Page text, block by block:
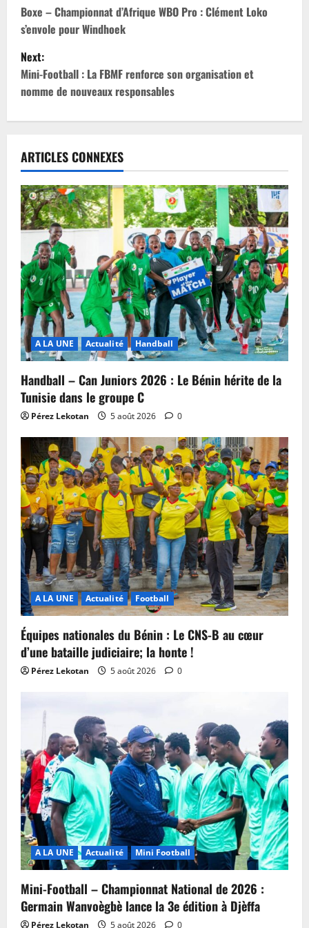
Boxe – Championnat d’Afrique WBO Pro : Clément Loko
s’envole pour Windhoek
Next:
Mini-Football : La FBMF renforce son organisation et
nomme de nouveaux responsables
ARTICLES CONNEXES
A LA UNE Actualité Handball
Handball – Can Juniors 2026 : Le Bénin hérite de la
Tunisie dans le groupe C
Pérez Lekotan 5 août 2026 0
A LA UNE Actualité Football
Équipes nationales du Bénin : Le CNS-B au cœur
d’une bataille judiciaire; la honte !
Pérez Lekotan 5 août 2026 0
A LA UNE Actualité Mini Football
Mini-Football – Championnat National de 2026 :
Germain Wanvoègbè lance la 3e édition à Djèffa
Pérez Lekotan 5 août 2026 0